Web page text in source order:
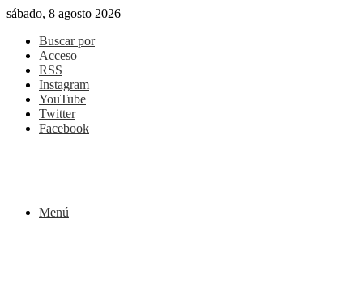
sábado, 8 agosto 2026
Buscar por
Acceso
RSS
Instagram
YouTube
Twitter
Facebook
Menú